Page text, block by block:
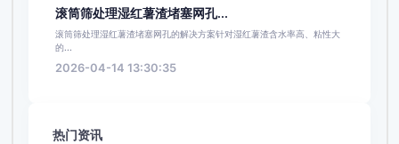
滚筒筛处理湿红薯渣堵塞网孔...
滚筒筛处理湿红薯渣堵塞网孔的解决方案针对湿红薯渣含水率高、粘性大
的...
2026-04-14 13:30:35
热门资讯